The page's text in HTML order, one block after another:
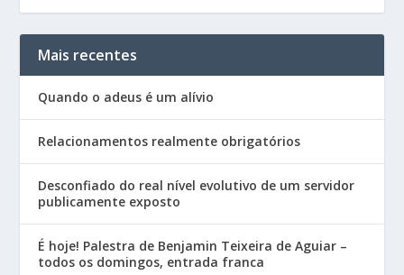
Mais recentes
Quando o adeus é um alívio
Relacionamentos realmente obrigatórios
Desconfiado do real nível evolutivo de um servidor
publicamente exposto
É hoje! Palestra de Benjamin Teixeira de Aguiar –
todos os domingos, entrada franca